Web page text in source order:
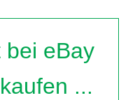
bei eBay
...